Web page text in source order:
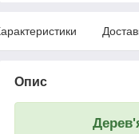
Опис